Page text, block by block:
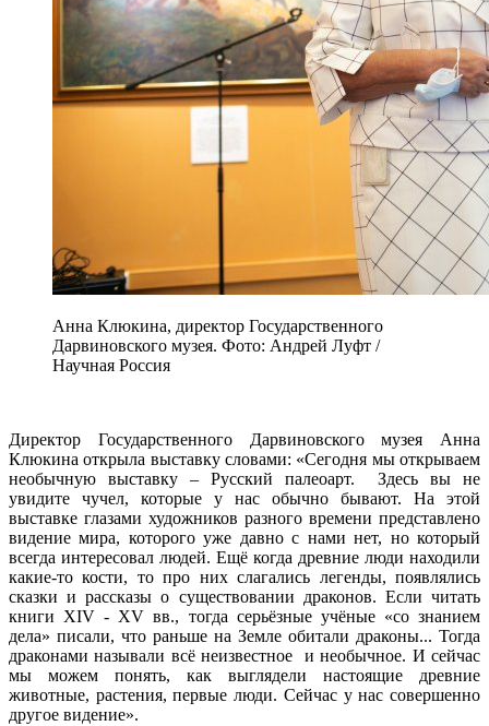
Анна Клюкина, директор Государственного
Дарвиновского музея. Фото: Андрей Луфт /
Научная Россия
Директор Государственного Дарвиновского музея Анна
Клюкина открыла выставку словами: «Сегодня мы открываем
необычную выставку – Русский палеоарт. Здесь вы не
увидите чучел, которые у нас обычно бывают. На этой
выставке глазами художников разного времени представлено
видение мира, которого уже давно с нами нет, но который
всегда интересовал людей. Ещё когда древние люди находили
какие-то кости, то про них слагались легенды, появлялись
сказки и рассказы о существовании драконов. Если читать
книги XIV - XV вв., тогда серьёзные учёные «со знанием
дела» писали, что раньше на Земле обитали драконы... Тогда
драконами называли всё неизвестное и необычное. И сейчас
мы можем понять, как выглядели настоящие древние
животные, растения, первые люди. Сейчас у нас совершенно
другое видение».